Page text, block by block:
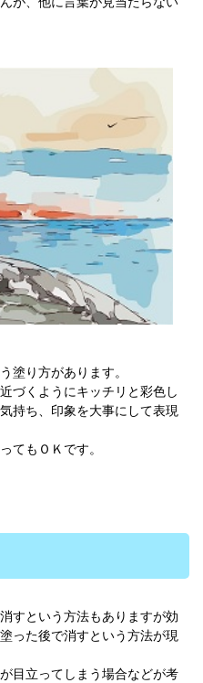
塗り方があります。
づくようにキッチリと彩色し
持ち、印象を大事にして表現
てもＯＫです。
すという方法もありますが効
った後で消すという方法が現
目立ってしまう場合などが考